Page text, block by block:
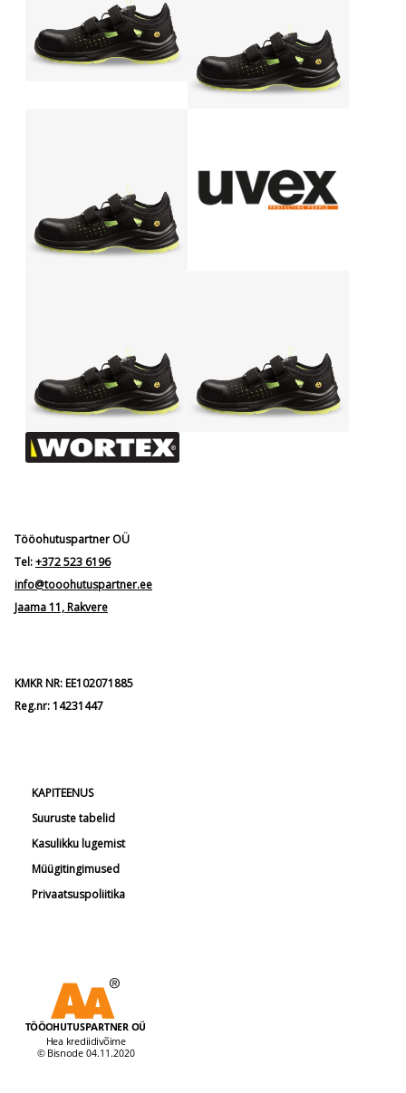
Tööohutuspartner OÜ
Tel:+372 523 6196
info@tooohutuspartner.ee
Jaama 11, Rakvere
KMKR NR: EE102071885
Reg.nr: 14231447
KAPITEENUS
Suuruste tabelid
Kasulikku lugemist
Müügitingimused
Privaatsuspoliitika